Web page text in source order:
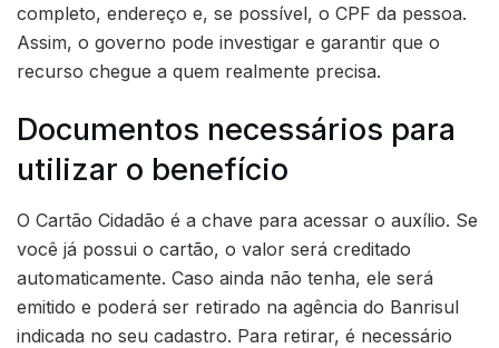
completo, endereço e, se possível, o CPF da pessoa.
Assim, o governo pode investigar e garantir que o
recurso chegue a quem realmente precisa.
Documentos necessários para
utilizar o benefício
O Cartão Cidadão é a chave para acessar o auxílio. Se
você já possui o cartão, o valor será creditado
automaticamente. Caso ainda não tenha, ele será
emitido e poderá ser retirado na agência do Banrisul
indicada no seu cadastro. Para retirar, é necessário